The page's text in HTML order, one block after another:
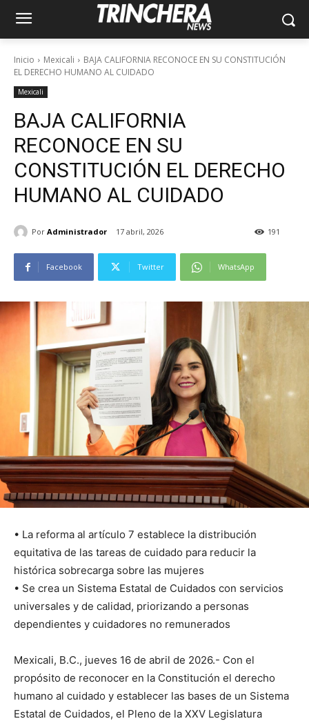
Inicio Mexicali
BAJA CALIFORNIA RECONOCE EN SU CONSTITUCIÓN
EL DERECHO HUMANO AL CUIDADO
Mexicali
BAJA CALIFORNIA
RECONOCE EN SU
CONSTITUCIÓN EL DERECHO
HUMANO AL CUIDADO
Por Administrador 17 abril, 2026 191
Facebook Twitter WhatsApp
• La reforma al artículo 7 establece la distribución
equitativa de las tareas de cuidado para reducir la
histórica sobrecarga sobre las mujeres
• Se crea un Sistema Estatal de Cuidados con servicios
universales y de calidad, priorizando a personas
dependientes y cuidadores no remunerados
Mexicali, B.C., jueves 16 de abril de 2026.- Con el
propósito de reconocer en la Constitución el derecho
humano al cuidado y establecer las bases de un Sistema
Estatal de Cuidados, el Pleno de la XXV Legislatura